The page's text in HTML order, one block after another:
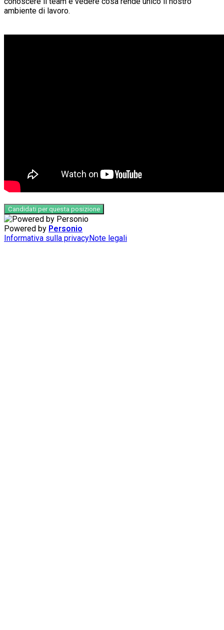
ambiente di lavoro.
Candidati per questa posizione
Powered by Personio
Informativa sulla privacyNote legali